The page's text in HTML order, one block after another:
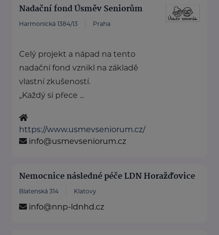
Nadační fond Úsměv Seniorům
Harmonická 1384/13 Praha
Celý projekt a nápad na tento
nadační fond vznikl na základě
vlastní zkušeností.
„Každý si přece ...
https://www.usmevseniorum.cz/
info@usmevseniorum.cz
Nemocnice následné péče LDN Horažďovice
Blatenská 314 Klatovy
info@nnp-ldnhd.cz